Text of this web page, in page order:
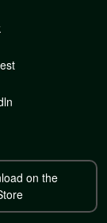
on the